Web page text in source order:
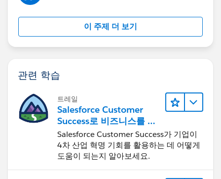
이 주제 더 보기
관련 학습
트레일
Salesforce Customer
Success로 비즈니스를 혁
신하기
Salesforce Customer Success가 기업이
4차 산업 혁명 기회를 활용하는 데 어떻게
도움이 되는지 알아보세요.